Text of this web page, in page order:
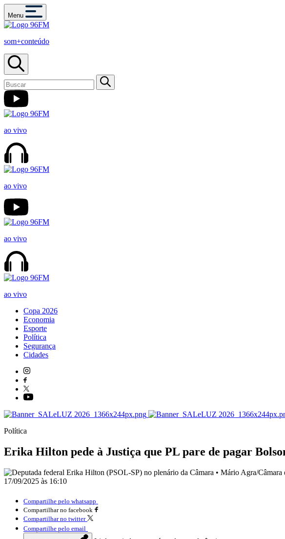
Menu
som+conteúdo
ao vivo
ao vivo
ao vivo
ao vivo
Copa 2026
Economia
Esporte
Política
Segurança
Cidades
Política
Erika Hilton pede à Justiça que PL pare de pagar
17/09/2025 às 16:10
Compartilhe pelo whatsapp
Compartilhar no facebook
Compartilhar no twitter
Compartilhe pelo email